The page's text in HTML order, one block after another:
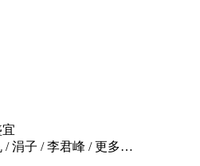
/ 涓子 / 李君峰 / 更多…